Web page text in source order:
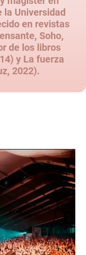
la Universidad
en revistas
Soho,
de los libros
y La fuerza
2022).